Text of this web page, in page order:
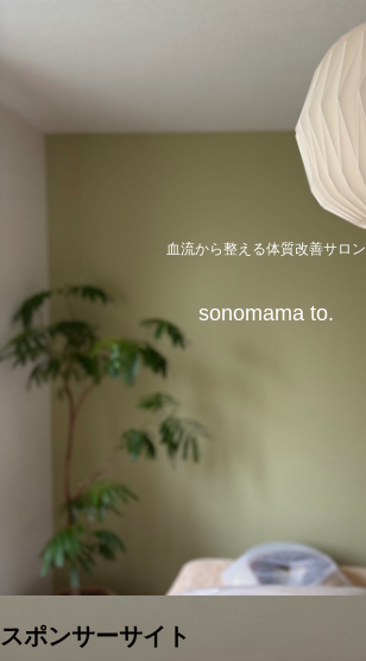
血流から整える体質改善サロン
sonomama to.
スポンサーサイト